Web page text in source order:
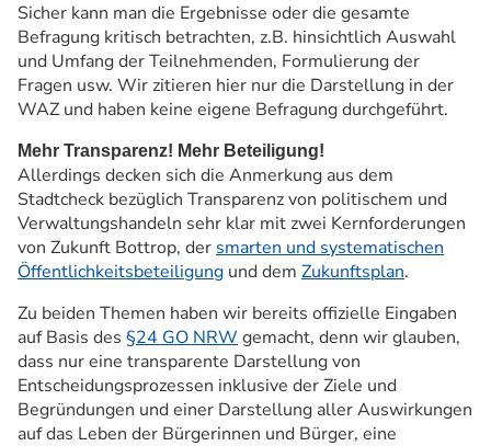
Sicher kann man die Ergebnisse oder die gesamte
Befragung kritisch betrachten, z.B. hinsichtlich Auswahl
und Umfang der Teilnehmenden, Formulierung der
Fragen usw. Wir zitieren hier nur die Darstellung in der
WAZ und haben keine eigene Befragung durchgeführt.
Mehr Transparenz! Mehr Beteiligung!
Allerdings decken sich die Anmerkung aus dem
Stadtcheck bezüglich Transparenz von politischem und
Verwaltungshandeln sehr klar mit zwei Kernforderungen
von Zukunft Bottrop, der smarten und systematischen
Öffentlichkeitsbeteiligung und dem Zukunftsplan.
Zu beiden Themen haben wir bereits offizielle Eingaben
auf Basis des §24 GO NRW gemacht, denn wir glauben,
dass nur eine transparente Darstellung von
Entscheidungsprozessen inklusive der Ziele und
Begründungen und einer Darstellung aller Auswirkungen
auf das Leben der Bürgerinnen und Bürger, eine